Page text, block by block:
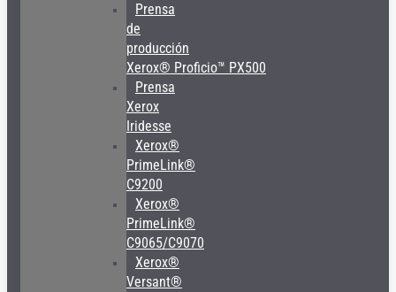
Prensa
de
producción
Xerox® Proficio™ PX500
Prensa
Xerox
Iridesse
Xerox®
PrimeLink®
C9200
Xerox®
PrimeLink®
C9065/C9070
Xerox®
Versant®